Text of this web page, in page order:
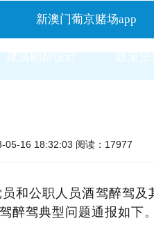
新澳门葡京赌场app
建筑勘察设计 政策
05-16 18:32:03 阅读：17977
和公职人员酒驾醉驾
醉驾典型问题通报如下。